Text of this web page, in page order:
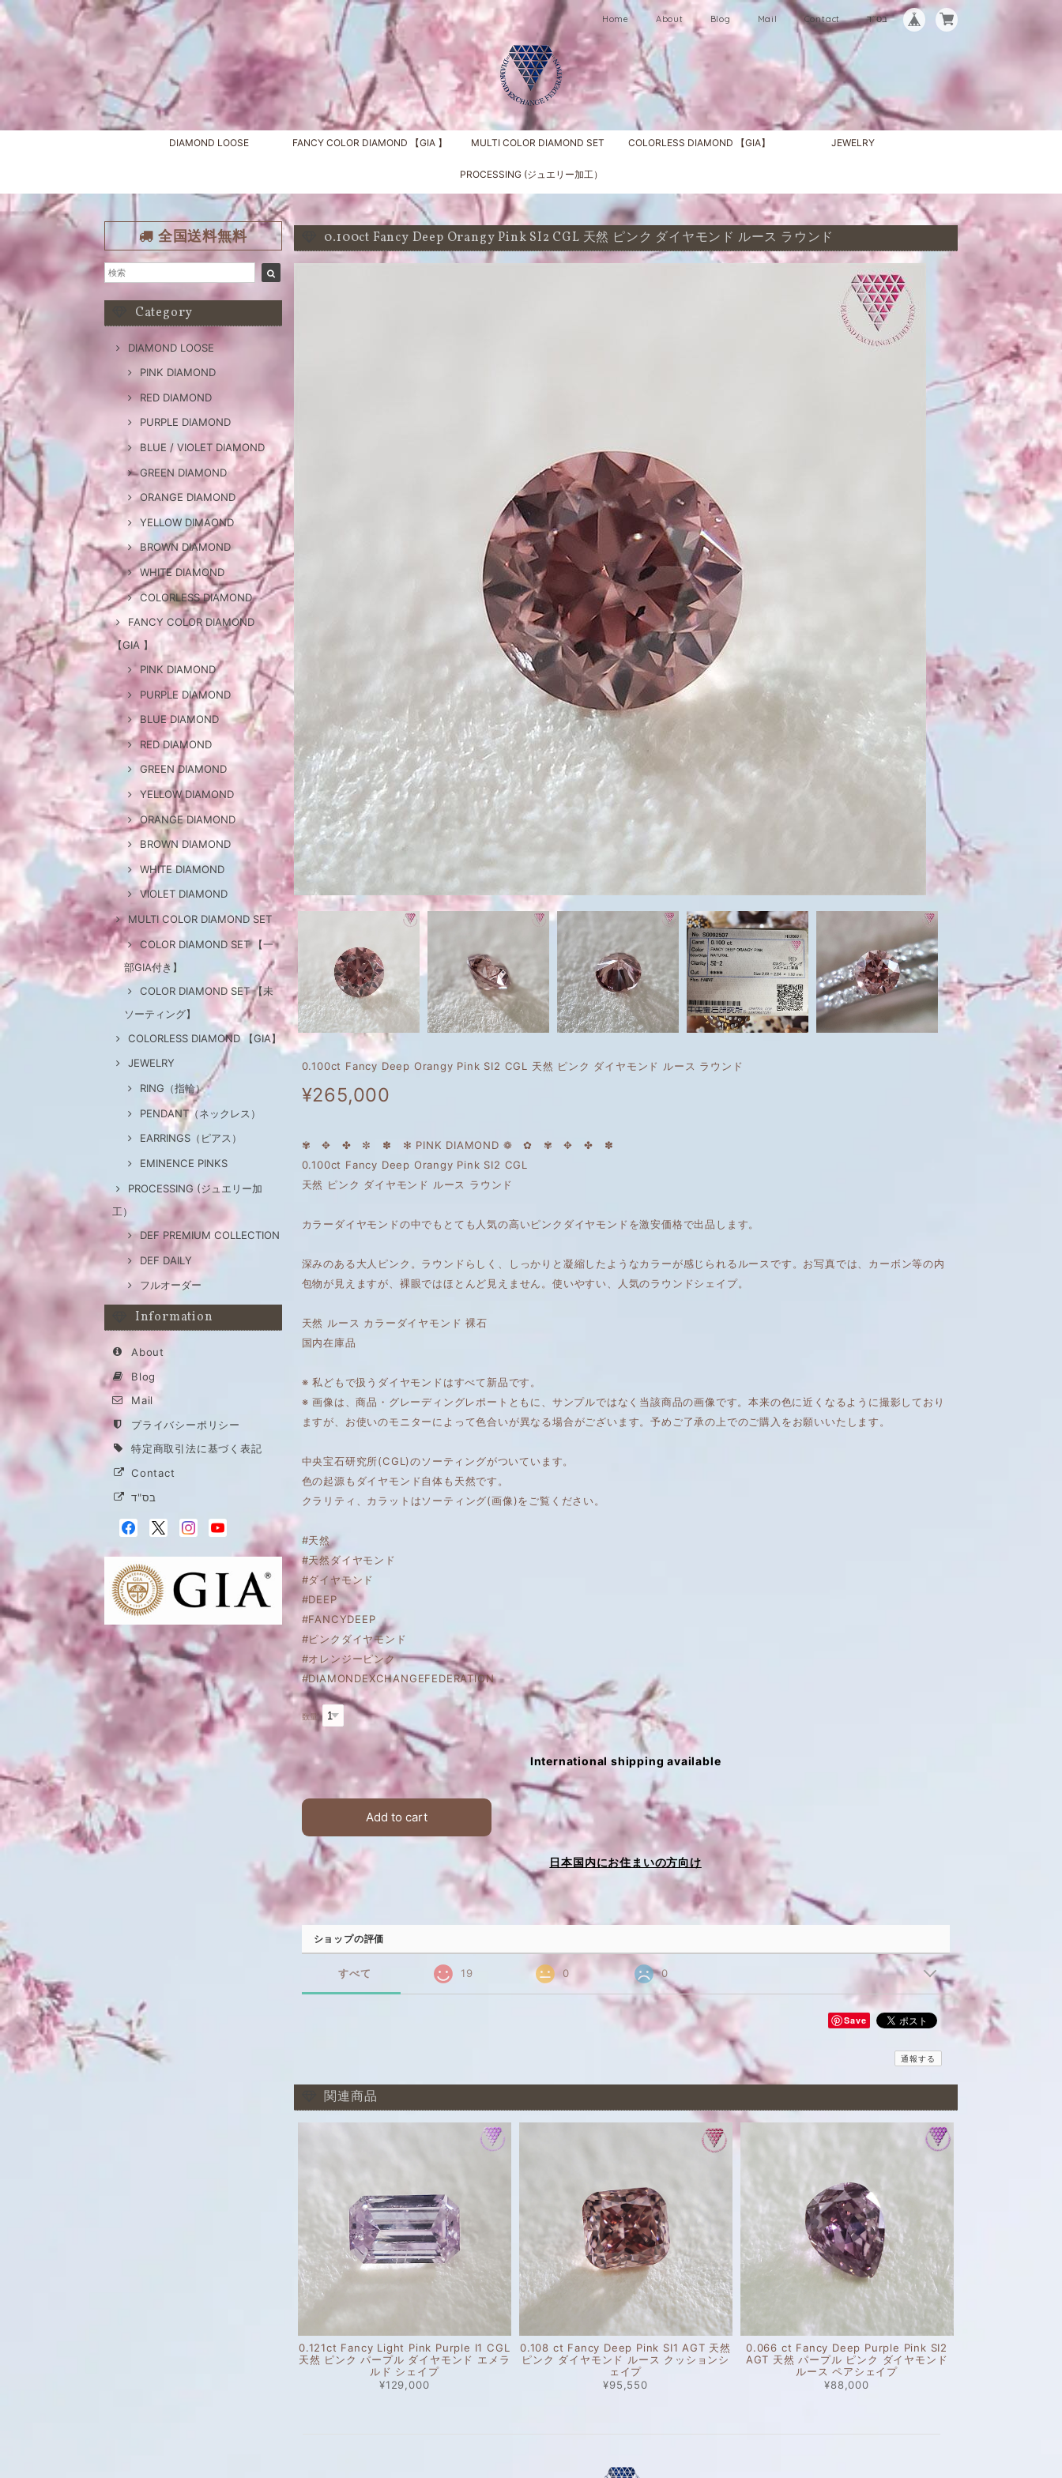
Home About Blog Mail Contact בס"ד
DIAMOND LOOSE FANCY COLOR DIAMOND 【GIA 】 MULTI COLOR DIAMOND SET COLORLESS DIAMOND 【GIA】 JEWELRY
PROCESSING (ジュエリー加工）
全国送料無料
Category
DIAMOND LOOSE
PINK DIAMOND
RED DIAMOND
PURPLE DIAMOND
BLUE / VIOLET DIAMOND
GREEN DIAMOND
ORANGE DIAMOND
YELLOW DIMAOND
BROWN DIAMOND
WHITE DIAMOND
COLORLESS DIAMOND
FANCY COLOR DIAMOND
【GIA 】
PINK DIAMOND
PURPLE DIAMOND
BLUE DIAMOND
RED DIAMOND
GREEN DIAMOND
YELLOW DIAMOND
ORANGE DIAMOND
BROWN DIAMOND
WHITE DIAMOND
VIOLET DIAMOND
MULTI COLOR DIAMOND SET
COLOR DIAMOND SET 【一
部GIA付き】
COLOR DIAMOND SET 【未
ソーティング】
COLORLESS DIAMOND 【GIA】
JEWELRY
RING（指輪）
PENDANT（ネックレス）
EARRINGS（ピアス）
EMINENCE PINKS
PROCESSING (ジュエリー加
工）
DEF PREMIUM COLLECTION
DEF DAILY
フルオーダー
Information
About
Blog
Mail
プライバシーポリシー
特定商取引法に基づく表記
Contact
בס"ד
0.100ct Fancy Deep Orangy Pink SI2 CGL 天然 ピンク ダイヤモンド ルース ラウンド
0.100ct Fancy Deep Orangy Pink SI2 CGL 天然 ピンク ダイヤモンド ルース ラウンド
¥265,000
✾ ✥ ✤ ✼ ✽ ✻ PINK DIAMOND ❁ ✿ ✾ ✥ ✤ ✽
0.100ct Fancy Deep Orangy Pink SI2 CGL
天然 ピンク ダイヤモンド ルース ラウンド
カラーダイヤモンドの中でもとても人気の高いピンクダイヤモンドを激安価格で出品します。
深みのある大人ピンク。ラウンドらしく、しっかりと凝縮したようなカラーが感じられるルースです。お写真では、カーボン等の内
包物が見えますが、裸眼ではほとんど見えません。使いやすい、人気のラウンドシェイプ。
天然 ルース カラーダイヤモンド 裸石
国内在庫品
※ 私どもで扱うダイヤモンドはすべて新品です。
※ 画像は、商品・グレーディングレポートともに、サンプルではなく当該商品の画像です。本来の色に近くなるように撮影しており
ますが、お使いのモニターによって色合いが異なる場合がございます。予めご了承の上でのご購入をお願いいたします。
中央宝石研究所(CGL)のソーティングがついています。
色の起源もダイヤモンド自体も天然です。
クラリティ、カラットはソーティング(画像)をご覧ください。
#天然
#天然ダイヤモンド
#ダイヤモンド
#DEEP
#FANCYDEEP
#ピンクダイヤモンド
#オレンジーピンク
#DIAMONDEXCHANGEFEDERATION
数量
International shipping available
Add to cart
日本国内にお住まいの方向け
ショップの評価
すべて 19 0 0
Save
通報する
関連商品
0.121ct Fancy Light Pink Purple I1 CGL
天然 ピンク パープル ダイヤモンド エメラ
ルド シェイプ
¥129,000
0.108 ct Fancy Deep Pink SI1 AGT 天然
ピンク ダイヤモンド ルース クッションシ
ェイプ
¥95,550
0.066 ct Fancy Deep Purple Pink SI2
AGT 天然 パープル ピンク ダイヤモンド
ルース ペアシェイプ
¥88,000